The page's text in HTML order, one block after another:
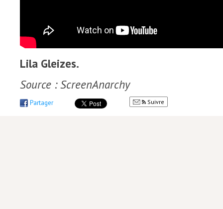
Lila Gleizes.
Source : ScreenAnarchy
Partager Suivre